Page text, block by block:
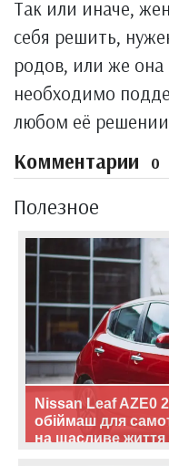
Так или иначе,
себя решить,
родов, или же
необходимо
любом её
Комментарии 0
Полезное
Nissan Leaf AZE0
обіймаш для
на щасливе життя